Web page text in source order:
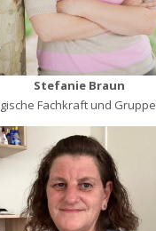
Stefanie Braun
Fachkraft und